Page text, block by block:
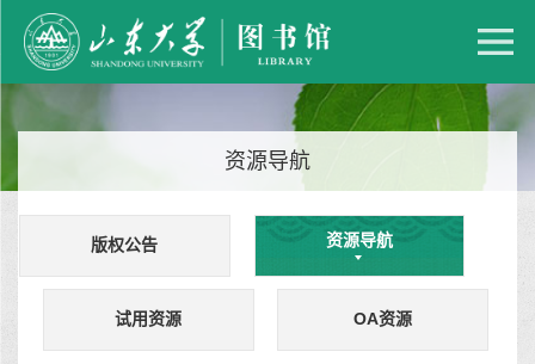
资源导航
版权公告 资源导航
试用资源 OA资源